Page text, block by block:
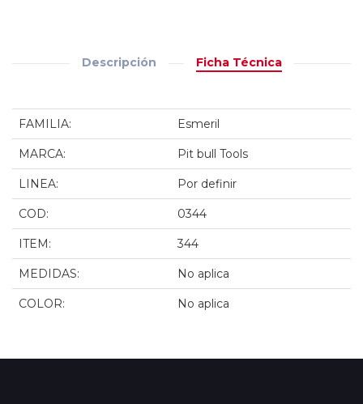
Descripción Ficha Técnica
FAMILIA: Esmeril
MARCA: Pit bull Tools
LINEA: Por definir
COD: 0344
ITEM: 344
MEDIDAS: No aplica
COLOR: No aplica